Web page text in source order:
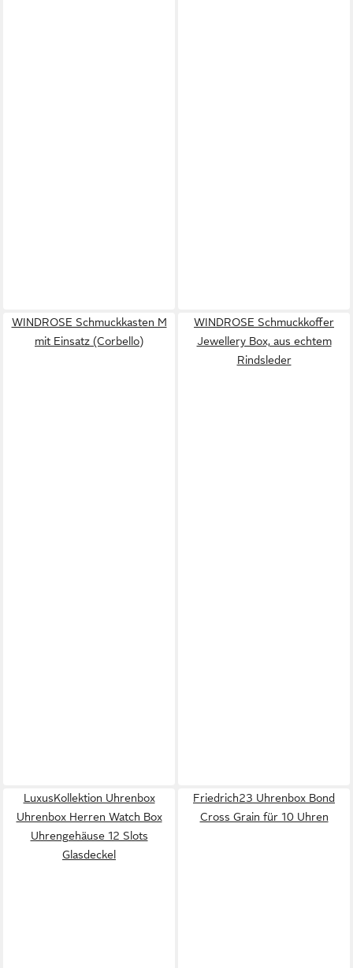
WINDROSE Schmuckkasten M
mit Einsatz (Corbello)
WINDROSE Schmuckkoffer
Jewellery Box, aus echtem
Rindsleder
LuxusKollektion Uhrenbox
Uhrenbox Herren Watch Box
Uhrengehäuse 12 Slots
Glasdeckel
Friedrich23 Uhrenbox Bond
Cross Grain für 10 Uhren